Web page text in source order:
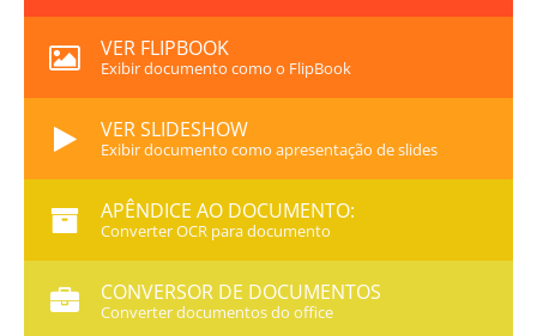
VER FLIPBOOK
Exibir documento como o FlipBook
VER SLIDESHOW
Exibir documento como apresentação de slides
APÊNDICE AO DOCUMENTO:
Converter OCR para documento
CONVERSOR DE DOCUMENTOS
Converter documentos do office